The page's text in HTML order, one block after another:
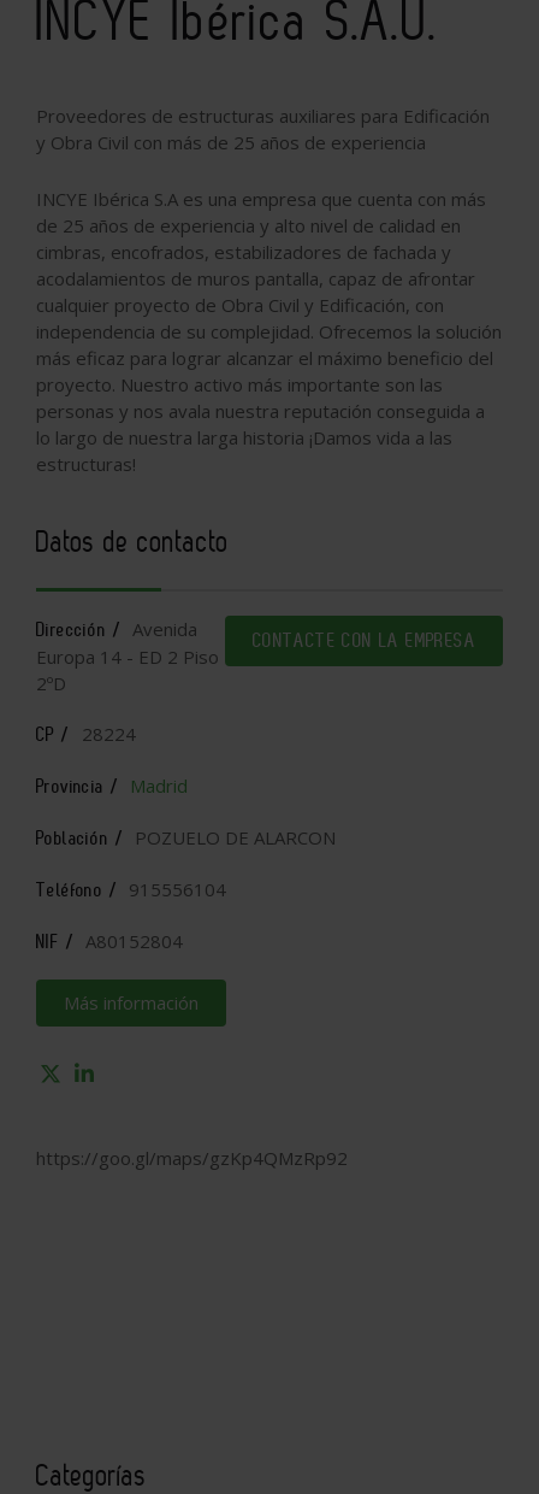
INCYE Ibérica S.A.U.
Proveedores de estructuras auxiliares para Edificación
y Obra Civil con más de 25 años de experiencia
INCYE Ibérica S.A es una empresa que cuenta con más
de 25 años de experiencia y alto nivel de calidad en
cimbras, encofrados, estabilizadores de fachada y
acodalamientos de muros pantalla, capaz de afrontar
cualquier proyecto de Obra Civil y Edificación, con
independencia de su complejidad. Ofrecemos la solución
más eficaz para lograr alcanzar el máximo beneficio del
proyecto. Nuestro activo más importante son las
personas y nos avala nuestra reputación conseguida a
lo largo de nuestra larga historia ¡Damos vida a las
estructuras!
Datos de contacto
CONTACTE CON LA EMPRESA
Dirección / Avenida
Europa 14 - ED 2 Piso
2ºD
CP / 28224
Provincia / Madrid
Población / POZUELO DE ALARCON
Teléfono / 915556104
NIF / A80152804
Más información
https://goo.gl/maps/gzKp4QMzRp92
Categorías